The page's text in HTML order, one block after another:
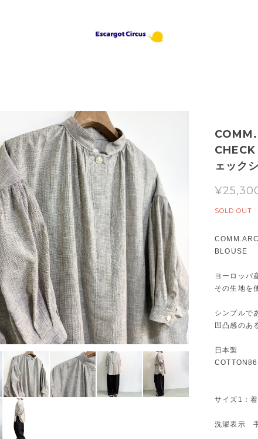
ェック
SOLD OUT
BLOUSE
ヨーロッパ
その生地を
シンプルで
凹凸感のあ
日本製
サイズ1：
洗濯表示